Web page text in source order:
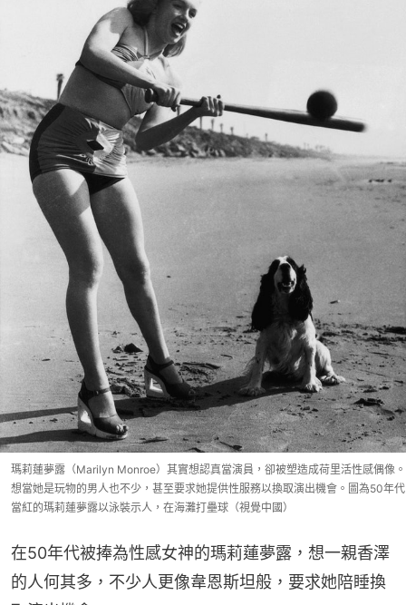
瑪莉蓮夢露（Marilyn Monroe）其實想認真當演員，卻被塑造成荷里活性感偶像。
想當她是玩物的男人也不少，甚至要求她提供性服務以換取演出機會。圖為50年代
當紅的瑪莉蓮夢露以泳裝示人，在海灘打壘球（視覺中國）
在50年代被捧為性感女神的瑪莉蓮夢露，想一親香澤
的人何其多，不少人更像韋恩斯坦般，要求她陪睡換